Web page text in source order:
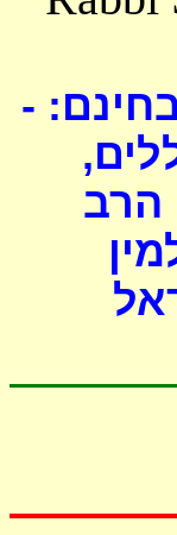
-
הרב